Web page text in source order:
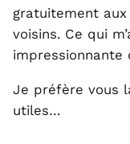
gratuitement
voisins. Ce qui
impressionnante
Je préfère vous
utiles…